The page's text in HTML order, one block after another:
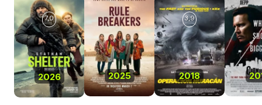
2026
7,0
2025 2018
3,9